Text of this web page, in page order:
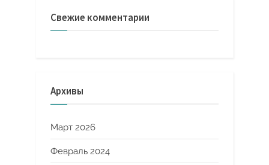
Свежие комментарии
Архивы
Март 2026
Февраль 2024